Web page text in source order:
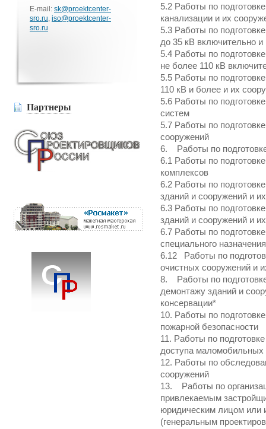
E-mail: sk@proektcenter-
sro.ru, iso@proektcenter-
sro.ru
Партнеры
5.2 Работы по
канализации и их
5.3 Работы по
до 35 кВ включительно и
5.4 Работы по
не более 110 кВ
5.5 Работы по
110 кВ и более и их
5.6 Работы по
систем
5.7 Работы по
сооружений
6. Работы по
6.1 Работы по
комплексов
6.2 Работы по
зданий и сооружений и
6.3 Работы по
зданий и сооружений и
6.7 Работы по
специального
6.12 Работы по
очистных сооружений и
8. Работы по подготовке
демонтажу зданий и
консервации*
10. Работы по
пожарной безопасности
11. Работы по
доступа маломобильных
12. Работы по
сооружений
13. Работы по
привлекаемым
юридическим лицом или
(генеральным